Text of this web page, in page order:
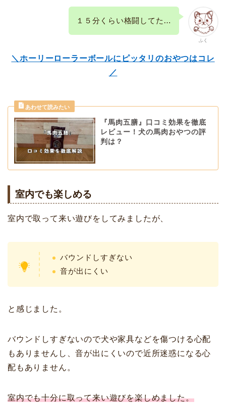
ふく
１５分くらい格闘してた…
＼ホーリーローラーボールにピッタリのおやつはコレ
／
『馬肉五膳』口コミ効果を徹底
レビュー！犬の馬肉おやつの評
判は？
室内でも楽しめる
室内で取って来い遊びをしてみましたが、
バウンドしすぎない
音が出にくい
と感じました。
バウンドしすぎないので犬や家具などを傷つける心配
もありませんし、音が出にくいので近所迷惑になる心
配もありません。
室内でも十分に取って来い遊びを楽しめました。